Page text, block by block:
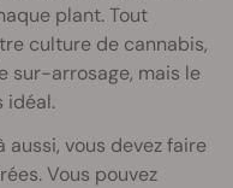
plant. Tout
culture de cannabis,
sur-arrosage, mais le
idéal.
aussi, vous devez faire
Vous pouvez